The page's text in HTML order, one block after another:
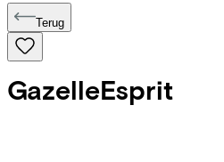
Terug
GazelleEsprit